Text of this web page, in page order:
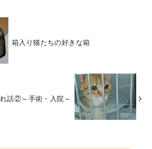
箱入り猫たちの好きな箱
話②～手術・入院～